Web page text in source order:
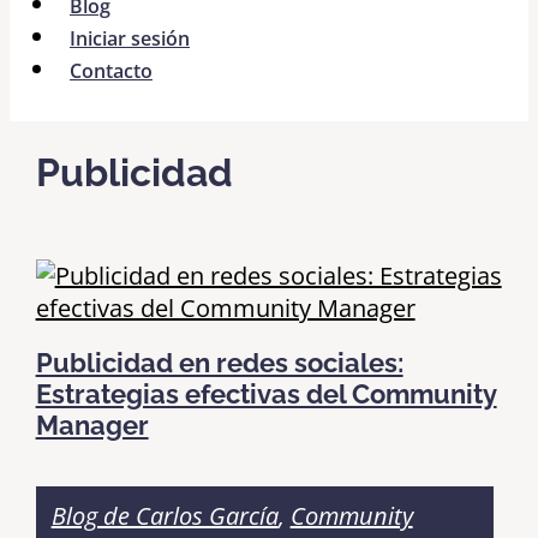
Blog
Iniciar sesión
Contacto
Publicidad
Publicidad en redes sociales:
Estrategias efectivas del Community
Manager
Blog de Carlos García, Community